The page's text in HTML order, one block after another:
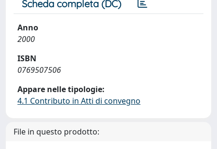
Scheda completa (DC)
Anno
2000
ISBN
0769507506
Appare nelle tipologie:
4.1 Contributo in Atti di convegno
File in questo prodotto: